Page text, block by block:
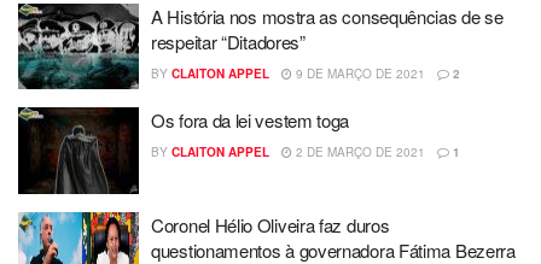
A História nos mostra as consequências de se
respeitar “Ditadores”
BY CLAITON APPEL 9 DE MARÇO DE 2021 2
Os fora da lei vestem toga
BY CLAITON APPEL 2 DE MARÇO DE 2021 1
Coronel Hélio Oliveira faz duros
questionamentos à governadora Fátima Bezerra